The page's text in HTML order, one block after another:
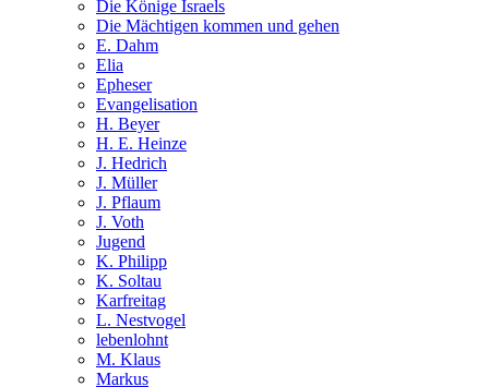
Die Könige Israels
Die Mächtigen kommen und gehen
E. Dahm
Elia
Epheser
Evangelisation
H. Beyer
H. E. Heinze
J. Hedrich
J. Müller
J. Pflaum
J. Voth
Jugend
K. Philipp
K. Soltau
Karfreitag
L. Nestvogel
lebenlohnt
M. Klaus
Markus